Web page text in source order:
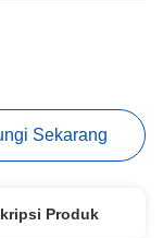
Sekarang
Produk